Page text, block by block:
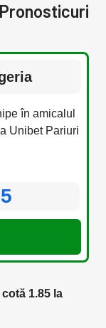
în amicalul
Unibet Pariuri
1.85 la